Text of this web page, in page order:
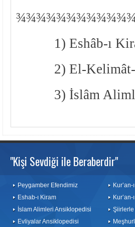
¾¾
1) Eshâb-ı
2) El-
3) İslâm
"Kişi Sevdiği ile Beraberdir"
Peygamber Efendimiz
Eshab-ı Kiram
İslam Alimleri Ansiklopedisi
Evliyalar Ansiklopedisi
Kur’an-
Kur’an-